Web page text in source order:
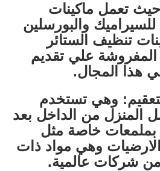
تعمل ماكينات
والبورسلين
تنظيف الستائر
علي تقديم
هذا المجال.
وهي تستخدم
المنزل من الداخل بعد
بملمعات خاصة مثل
وهي مواد ذات
شركات عالمية.